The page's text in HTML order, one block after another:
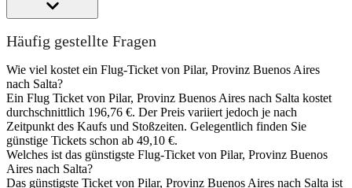
Häufig gestellte Fragen
Wie viel kostet ein Flug-Ticket von Pilar, Provinz Buenos Aires
nach Salta?
Ein Flug Ticket von Pilar, Provinz Buenos Aires nach Salta kostet
durchschnittlich 196,76 €. Der Preis variiert jedoch je nach
Zeitpunkt des Kaufs und Stoßzeiten. Gelegentlich finden Sie
günstige Tickets schon ab 49,10 €.
Welches ist das günstigste Flug-Ticket von Pilar, Provinz Buenos
Aires nach Salta?
Das günstigste Ticket von Pilar, Provinz Buenos Aires nach Salta ist